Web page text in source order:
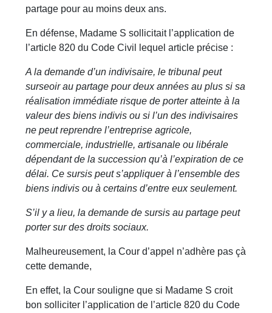
partage pour au moins deux ans.
En défense, Madame S sollicitait l’application de
l’article 820 du Code Civil lequel article précise :
A la demande d’un indivisaire, le tribunal peut
surseoir au partage pour deux années au plus si sa
réalisation immédiate risque de porter atteinte à la
valeur des biens indivis ou si l’un des indivisaires
ne peut reprendre l’entreprise agricole,
commerciale, industrielle, artisanale ou libérale
dépendant de la succession qu’à l’expiration de ce
délai. Ce sursis peut s’appliquer à l’ensemble des
biens indivis ou à certains d’entre eux seulement.
S’il y a lieu, la demande de sursis au partage peut
porter sur des droits sociaux.
Malheureusement, la Cour d’appel n’adhère pas çà
cette demande,
En effet, la Cour souligne que si Madame S croit
bon solliciter l’application de l’article 820 du Code